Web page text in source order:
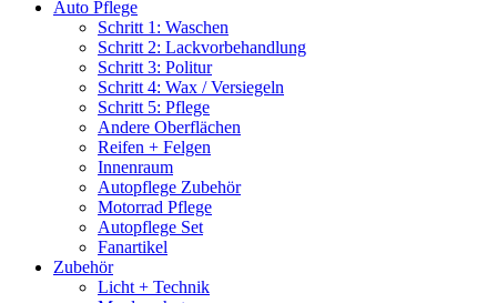
Auto Pflege
Schritt 1: Waschen
Schritt 2: Lackvorbehandlung
Schritt 3: Politur
Schritt 4: Wax / Versiegeln
Schritt 5: Pflege
Andere Oberflächen
Reifen + Felgen
Innenraum
Autopflege Zubehör
Motorrad Pflege
Autopflege Set
Fanartikel
Zubehör
Licht + Technik